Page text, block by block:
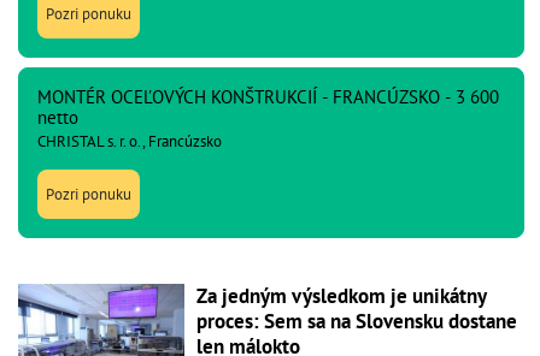
Pozri ponuku
MONTÉR OCEĽOVÝCH KONŠTRUKCIÍ - FRANCÚZSKO - 3 600
netto
CHRISTAL s. r. o., Francúzsko
Pozri ponuku
Za jedným výsledkom je unikátny
proces: Sem sa na Slovensku dostane
len málokto